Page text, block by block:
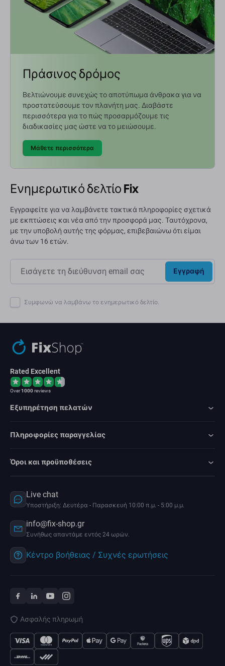
Πράσινος δρόμος
Βελτιώνουμε συνεχώς το αποτύπωμα άνθρακα για να
προστατεύσουμε τον πλανήτη μας. Διαβάστε
περισσότερα για το πώς προσαρμόζουμε τις
διαδικασίες μας ώστε να το μειώσουμε.
Μάθετε περισσότερα
Ενημερωτικό δελτίο Fix
Εγγραφείτε για να λαμβάνετε τακτικά πληροφορίες σχετικά
με εκπτώσεις και νέα από την προσφορά μας. Ταυτόχρονα,
με την υποβολή αυτής της φόρμας, επιβεβαιώνω ότι είμαι
άνω των 16 ετών.
Εγγραφή
Συμφωνώ να λαμβάνω το ενημερωτικό δελτίο.
Rated Excellent
Over1000reviews
Εξυπηρέτηση πελατών
Πληροφορίες παραγγελίας
Όροι και προϋποθέσεις
Live chat
Υποστήριξη: Δευτέρα - Παρασκευή 10:00 π.μ. - 5:00 μ.μ.
info@fix-shop.gr
Συνήθως απαντάμε εντός 24 ωρών.
Κέντρο βοήθειας / Συχνές ερωτήσεις
Ασφαλής πληρωμή